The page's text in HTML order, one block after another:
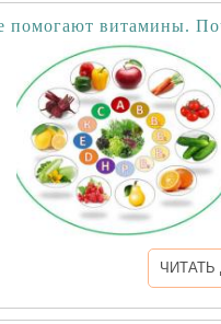
помогают витамины.